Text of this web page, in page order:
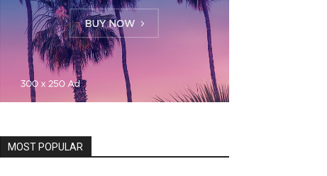
MOST POPULAR